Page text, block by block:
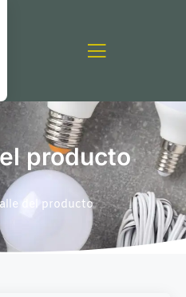
producto
del producto